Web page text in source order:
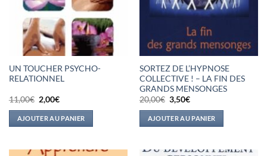
UN TOUCHER PSYCHO-
RELATIONNEL
11,00€ Le
prix
initial
était :
11,00€.
2,00€Le
actuel
est :
2,00€.
AJOUTER AU PANIER
SORTEZ DE L’HYPNOSE
COLLECTIVE ! – LA FIN DES
GRANDS MENSONGES
20,00€ Le
prix
initial
était :
20,00€.
3,50€Le
actuel
est :
3,50€.
AJOUTER AU PANIER